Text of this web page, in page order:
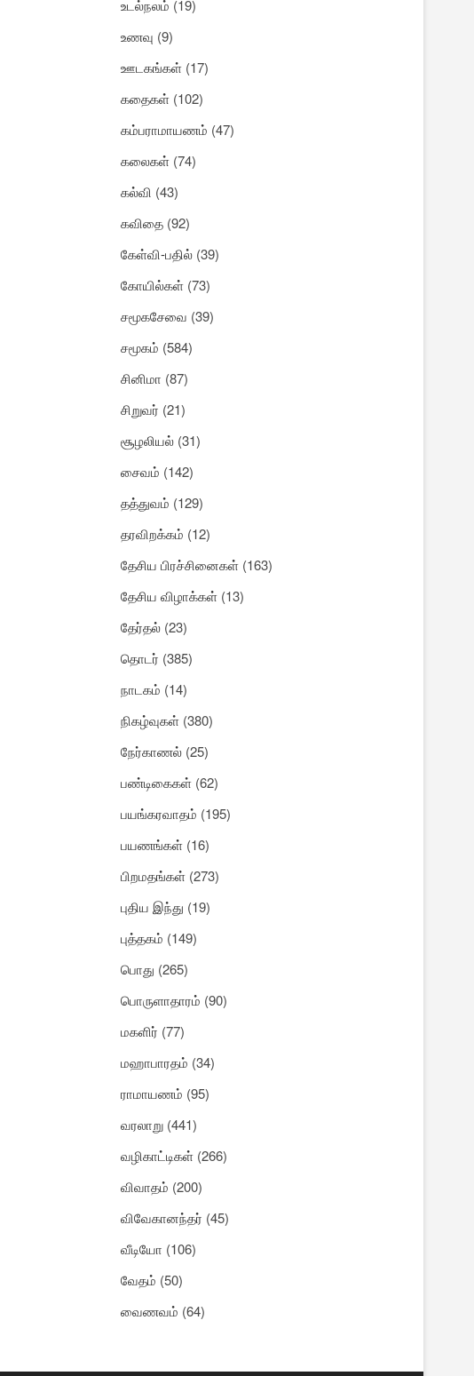
உடல்நலம் (19)
உணவு (9)
ஊடகங்கள் (17)
கதைகள் (102)
கம்பராமாயணம் (47)
கலைகள் (74)
கல்வி (43)
கவிதை (92)
கேள்வி-பதில் (39)
கோயில்கள் (73)
சமூகசேவை (39)
சமூகம் (584)
சினிமா (87)
சிறுவர் (21)
சூழலியல் (31)
சைவம் (142)
தத்துவம் (129)
தரவிறக்கம் (12)
தேசிய பிரச்சினைகள் (163)
தேசிய விழாக்கள் (13)
தேர்தல் (23)
தொடர் (385)
நாடகம் (14)
நிகழ்வுகள் (380)
நேர்காணல் (25)
பண்டிகைகள் (62)
பயங்கரவாதம் (195)
பயணங்கள் (16)
பிறமதங்கள் (273)
புதிய இந்து (19)
புத்தகம் (149)
பொது (265)
பொருளாதாரம் (90)
மகளிர் (77)
மஹாபாரதம் (34)
ராமாயணம் (95)
வரலாறு (441)
வழிகாட்டிகள் (266)
விவாதம் (200)
விவேகானந்தர் (45)
வீடியோ (106)
வேதம் (50)
வைணவம் (64)